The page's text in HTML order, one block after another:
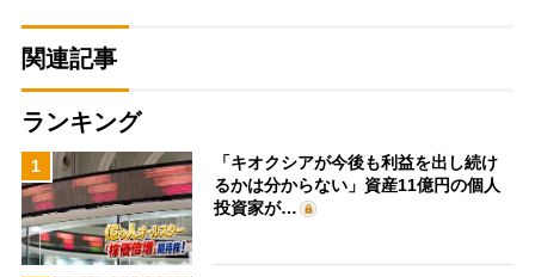
関連記事
ランキング
1
「キオクシアが今後も利益を出し続け
るかは分からない」資産11億円の個人
投資家が…